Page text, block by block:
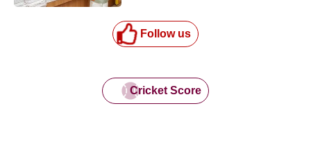
Follow us
Cricket Score